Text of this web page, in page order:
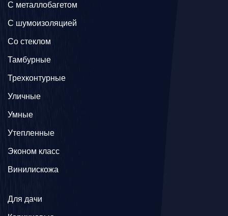
C металлобагетом
С шумоизоляцией
Со стеклом
Тамбурные
Трехконтурные
Уличные
Умные
Утепленные
Эконом класс
Винилискожа
Для дачи